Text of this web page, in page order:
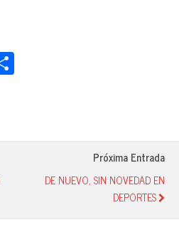
pa
Próxima Entrada
DE NUEVO, SIN NOVEDAD EN
DEPORTES